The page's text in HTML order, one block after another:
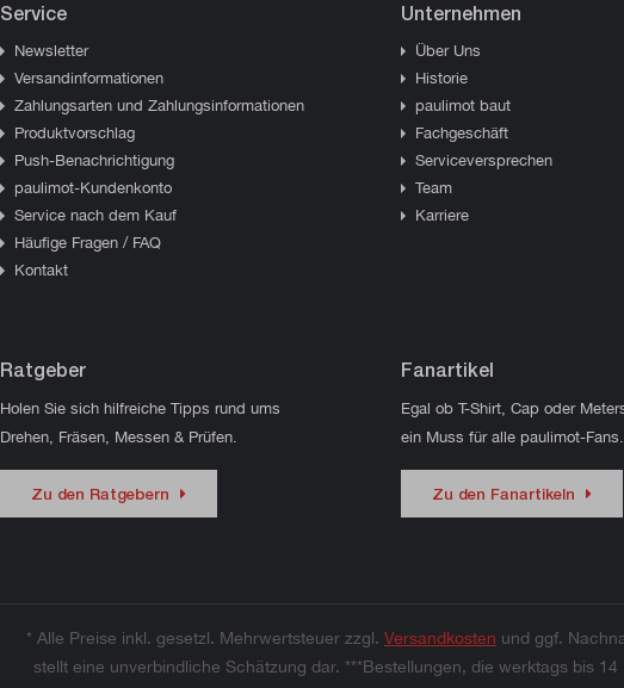
Service
Newsletter
Versandinformationen
Zahlungsarten und Zahlungsinformationen
Produktvorschlag
Push-Benachrichtigung
paulimot-Kundenkonto
Service nach dem Kauf
Häufige Fragen / FAQ
Kontakt
Unternehmen
Über Uns
Historie
paulimot baut
Fachgeschäft
Serviceversprechen
Team
Karriere
Ratgeber
Holen Sie sich hilfreiche Tipps rund ums
Drehen, Fräsen, Messen & Prüfen.
Zu den Ratgebern
Fanartikel
Egal ob T-Shirt, Cap oder
ein Muss für alle paulimot-Fans.
Zu den Fanartikeln
* Alle Preise inkl. gesetzl. Mehrwertsteuer zzgl. Versandkosten und ggf.
stellt eine unverbindliche Schätzung dar. ***Bestellungen, die werktags bis